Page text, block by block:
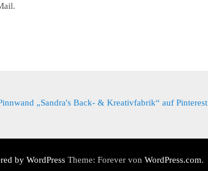
„Sandra's Back- & Kreativfabrik“ auf
by WordPressTheme: Forever von WordPress.com.